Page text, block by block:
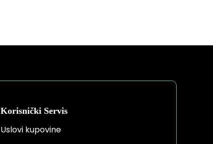
Korisnički Servis
Uslovi kupovine